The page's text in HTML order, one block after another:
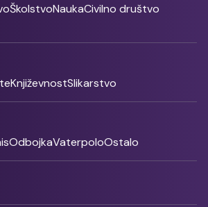
ŠkolstvoNaukaCivilno društvo
KnjiževnostSlikarstvo
OdbojkaVaterpoloOstalo